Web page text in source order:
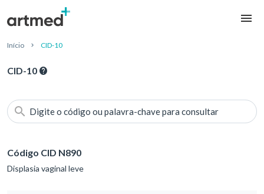
Início CID-10
CID-10
Digite o código ou palavra-chave para consultar
Código CID N890
Displasia vaginal leve